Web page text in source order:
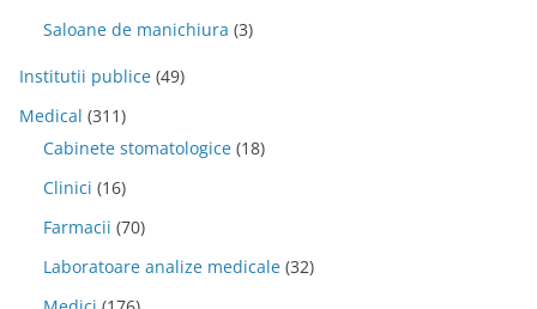
Saloane de manichiura (3)
Institutii publice (49)
Medical (311)
Cabinete stomatologice (18)
Clinici (16)
Farmacii (70)
Laboratoare analize medicale (32)